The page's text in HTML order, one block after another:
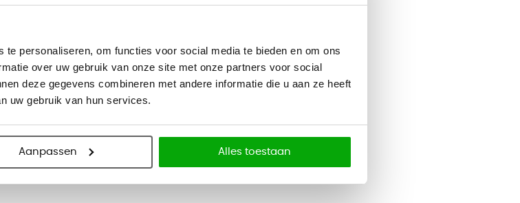
personaliseren, om functies voor social media te bieden en om ons
over uw gebruik van onze site met onze partners voor social
deze gegevens combineren met andere informatie die u aan ze heeft
uw gebruik van hun services.
Aanpassen Alles toestaan